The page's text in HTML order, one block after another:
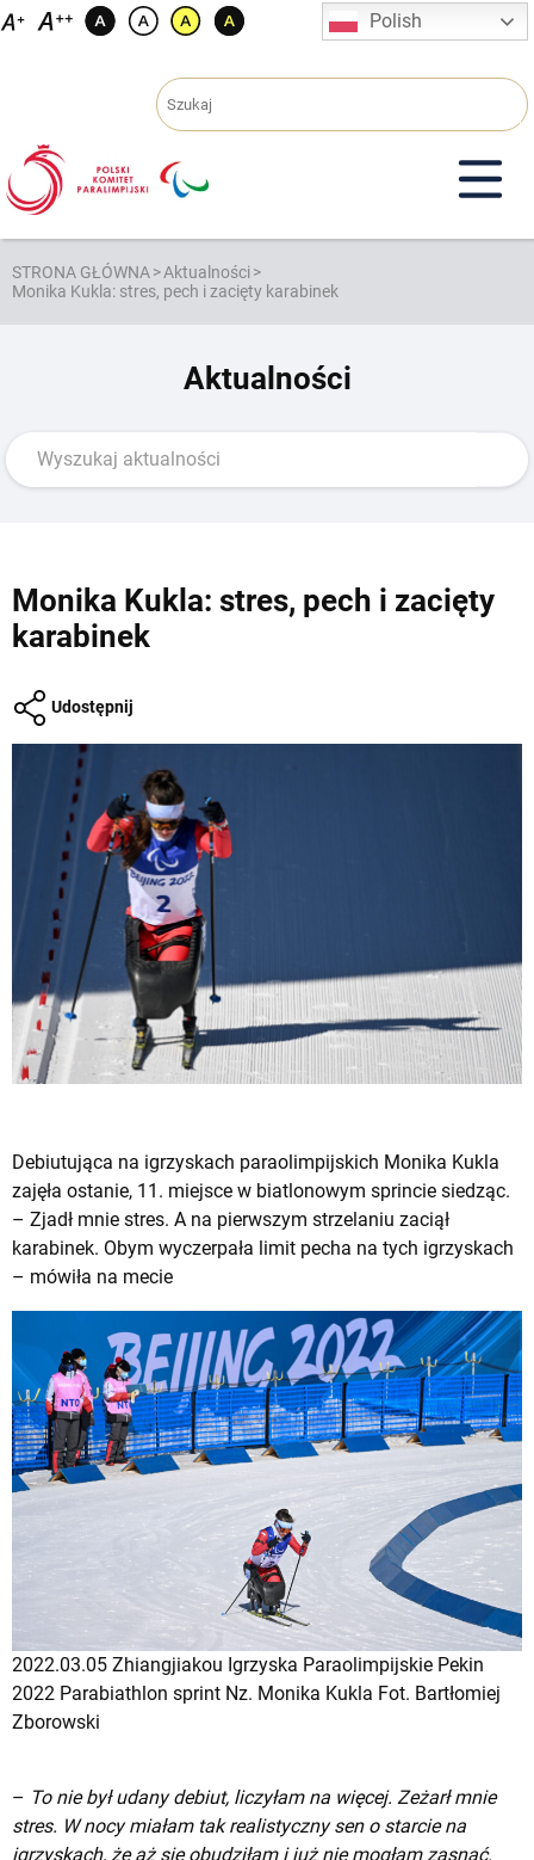
Przejdź
Polish
STRONA GŁÓWNA>Aktualności>
Monika Kukla: stres, pech i zacięty karabinek
Aktualności
Monika Kukla: stres, pech i zacięty
karabinek
Udostępnij
Debiutująca na igrzyskach paraolimpijskich Monika Kukla
zajęła ostanie, 11. miejsce w biatlonowym sprincie siedząc.
– Zjadł mnie stres. A na pierwszym strzelaniu zaciął
karabinek. Obym wyczerpała limit pecha na tych igrzyskach
– mówiła na mecie
2022.03.05 Zhiangjiakou Igrzyska Paraolimpijskie Pekin
2022 Parabiathlon sprint Nz. Monika Kukla Fot. Bartłomiej
Zborowski
– To nie był udany debiut, liczyłam na więcej. Zeżarł mnie
stres. W nocy miałam tak realistyczny sen o starcie na
igrzyskach, że aż się obudziłam i już nie mogłam zasnąć.